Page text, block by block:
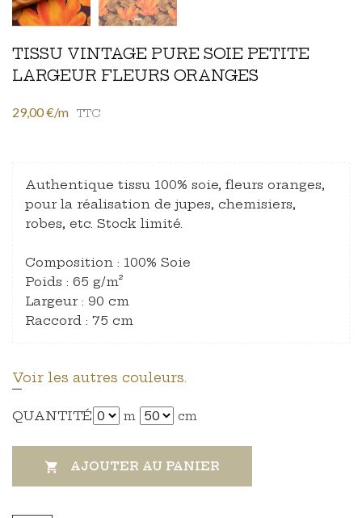
TISSU VINTAGE PURE SOIE PETITE
LARGEUR FLEURS ORANGES
29,00 €/m TTC
Authentique tissu 100% soie, fleurs oranges,
pour la réalisation de jupes, chemisiers,
robes, etc. Stock limité.
Composition : 100% Soie
Poids : 65 g/m²
Largeur : 90 cm
Raccord : 75 cm
Voir les autres couleurs.
QUANTITÉ m cm
 AJOUTER AU PANIER